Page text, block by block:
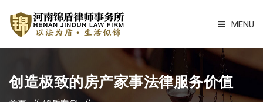
MENU
锦盾服务
创造极致的房产家事法律服务价值